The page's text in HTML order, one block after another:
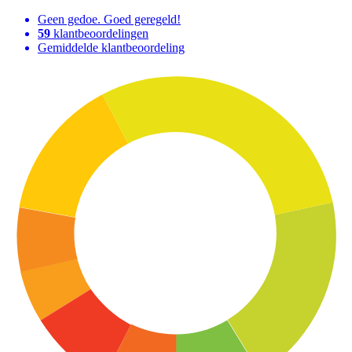
Geen gedoe. Goed geregeld!
59 klantbeoordelingen
Gemiddelde klantbeoordeling